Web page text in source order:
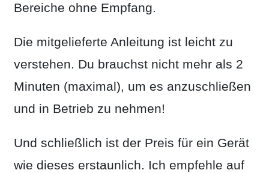
Bereiche ohne Empfang.
Die mitgelieferte Anleitung ist leicht zu
verstehen. Du brauchst nicht mehr als 2
Minuten (maximal), um es anzuschließen
und in Betrieb zu nehmen!
Und schließlich ist der Preis für ein Gerät
wie dieses erstaunlich. Ich empfehle auf